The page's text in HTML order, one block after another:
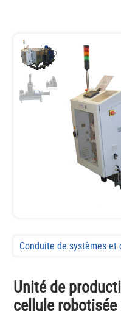
Conduite de systèmes
Unité de
cellule